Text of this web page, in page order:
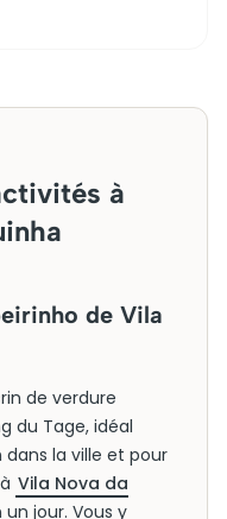
à
de Vila
de verdure
du Tage, idéal
la ville et pour
Vila Nova da
un jour. Vous y